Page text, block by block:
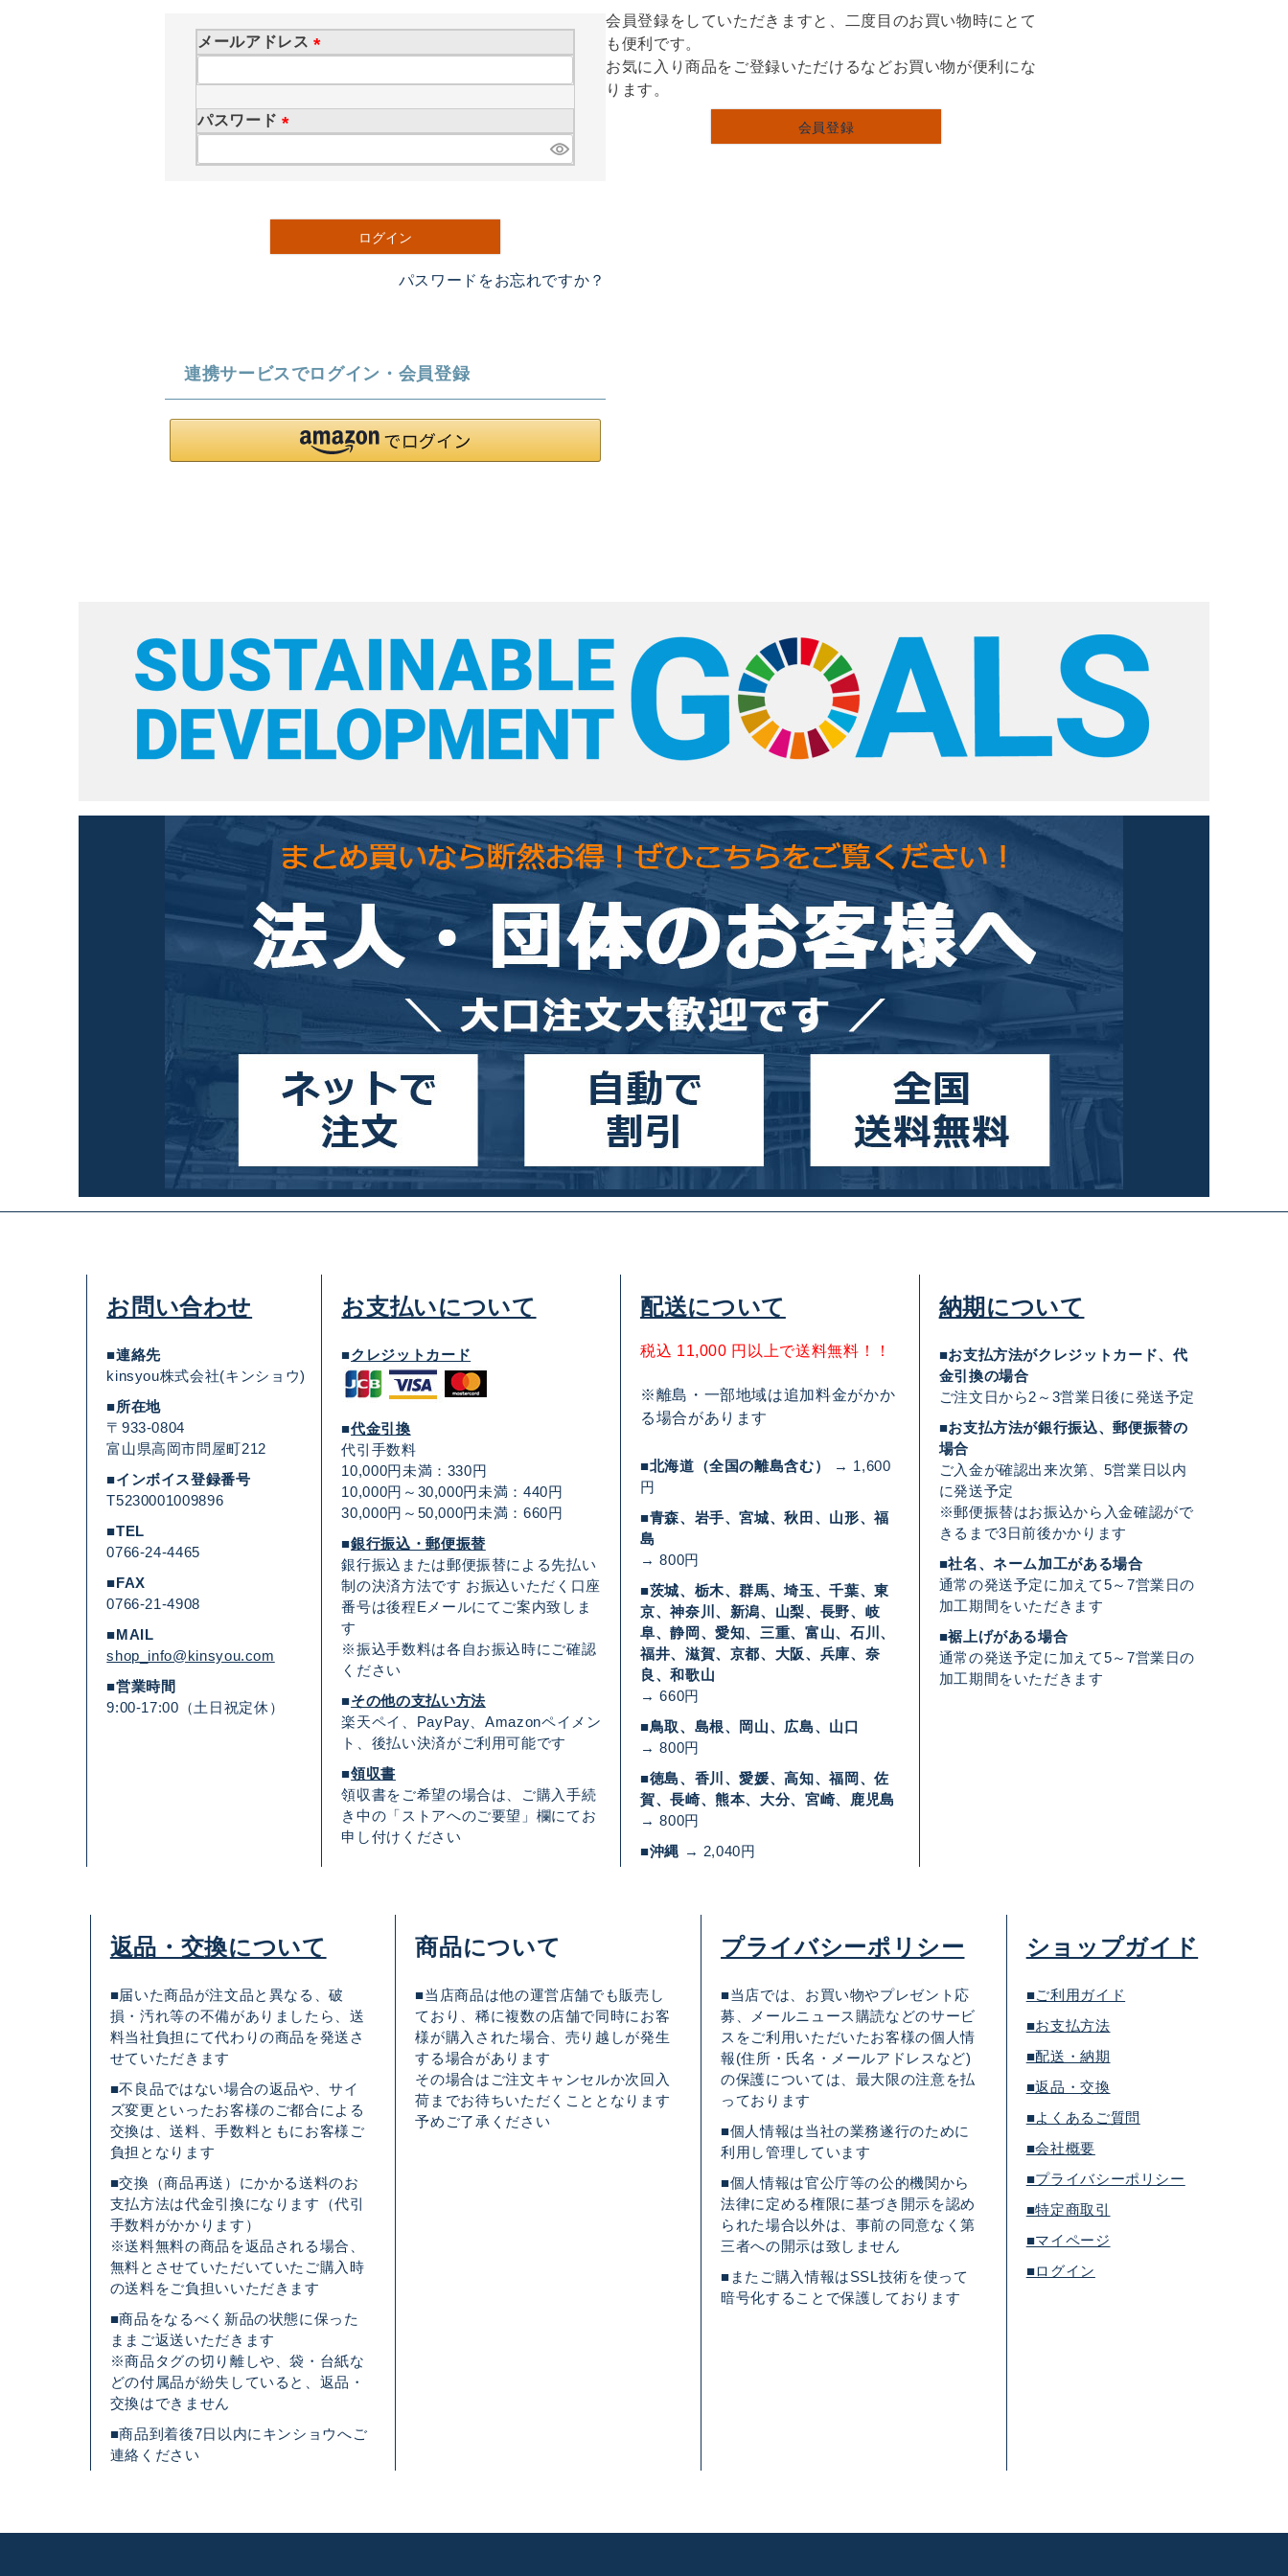
メールアドレス
)
パスワード
必
)
ログイン
パスワードをお忘れですか？
連携サービスでログイン・会員登録
会員登録をしていただきますと、二度目のお買い物時にとて
も便利です。
お気に入り商品をご登録いただけるなどお買い物が便利にな
ります。
会員登録
お問い合わせ
■連絡先
kinsyou株式会社(キンショウ)
■所在地
〒933-0804
富山県高岡市問屋町212
■インボイス登録番号
T5230001009896
■TEL
0766-24-4465
■FAX
0766-21-4908
■MAIL
shop_info@kinsyou.com
■営業時間
9:00-17:00（土日祝定休）
お支払いについて
■クレジットカード
■代金引換
代引手数料
10,000円未満：330円
10,000円～30,000円未満：440円
30,000円～50,000円未満：660円
■銀行振込・郵便振替
銀行振込または郵便振替による先払い
制の決済方法です お振込いただく口座
番号は後程Eメールにてご案内致しま
す
※振込手数料は各自お振込時にご確認
ください
■その他の支払い方法
楽天ペイ、PayPay、Amazonペイメン
ト、後払い決済がご利用可能です
■領収書
領収書をご希望の場合は、ご購入手続
き中の「ストアへのご要望」欄にてお
申し付けください
配送について
税込 11,000 円以上で送料無料！！
※離島・一部地域は追加料金がかか
る場合があります
■北海道（全国の離島含む）
→ 1,600
円
■青森、岩手、宮城、秋田、山形、福
島
→ 800円
■茨城、栃木、群馬、埼玉、千葉、東
京、神奈川、新潟、山梨、長野、岐
阜、静岡、愛知、三重、富山、石川、
福井、滋賀、京都、大阪、兵庫、奈
良、和歌山
→ 660円
■鳥取、島根、岡山、広島、山口
→ 800円
■徳島、香川、愛媛、高知、福岡、佐
賀、長崎、熊本、大分、宮崎、鹿児島
→ 800円
■沖縄 → 2,040円
納期について
■お支払方法がクレジットカード、代
金引換の場合
ご注文日から2～3営業日後に発送予定
■お支払方法が銀行振込、郵便振替の
場合
ご入金が確認出来次第、5営業日以内
に発送予定
※郵便振替はお振込から入金確認がで
きるまで3日前後かかります
■社名、ネーム加工がある場合
通常の発送予定に加えて5～7営業日の
加工期間をいただきます
■裾上げがある場合
通常の発送予定に加えて5～7営業日の
加工期間をいただきます
返品・交換について
■届いた商品が注文品と異なる、破
損・汚れ等の不備がありましたら、送
料当社負担にて代わりの商品を発送さ
せていただきます
■不良品ではない場合の返品や、サイ
ズ変更といったお客様のご都合による
交換は、送料、手数料ともにお客様ご
負担となります
■交換（商品再送）にかかる送料のお
支払方法は代金引換になります（代引
手数料がかかります）
※送料無料の商品を返品される場合、
無料とさせていただいていたご購入時
の送料をご負担いいただきます
■商品をなるべく新品の状態に保った
ままご返送いただきます
※商品タグの切り離しや、袋・台紙な
どの付属品が紛失していると、返品・
交換はできません
■商品到着後7日以内にキンショウへご
連絡ください
商品について
■当店商品は他の運営店舗でも販売し
ており、稀に複数の店舗で同時にお客
様が購入された場合、売り越しが発生
する場合があります
その場合はご注文キャンセルか次回入
荷までお待ちいただくこととなります
予めご了承ください
プライバシーポリシー
■当店では、お買い物やプレゼント応
募、メールニュース購読などのサービ
スをご利用いただいたお客様の個人情
報(住所・氏名・メールアドレスなど)
の保護については、最大限の注意を払
っております
■個人情報は当社の業務遂行のために
利用し管理しています
■個人情報は官公庁等の公的機関から
法律に定める権限に基づき開示を認め
られた場合以外は、事前の同意なく第
三者への開示は致しません
■またご購入情報はSSL技術を使って
暗号化することで保護しております
ショップガイド
■ご利用ガイド
■お支払方法
■配送・納期
■返品・交換
■よくあるご質問
■会社概要
■プライバシーポリシー
■特定商取引
■マイページ
■ログイン